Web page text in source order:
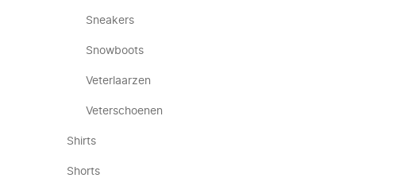
Sneakers
Snowboots
Veterlaarzen
Veterschoenen
Shirts
Shorts